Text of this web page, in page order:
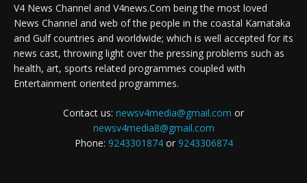
V4 News Channel and V4news.Com being the most loved
News Channel and web of the people in the coastal Karnataka
and Gulf countries and worldwide; which is well accepted for its
news cast, throwing light over the pressing problems such as
health, art, sports related programmes coupled with
Entertainment oriented programmes.
Contact us: newsv4media@gmail.com or
newsv4media8@gmail.com
Phone: 9243301874or 9243306874